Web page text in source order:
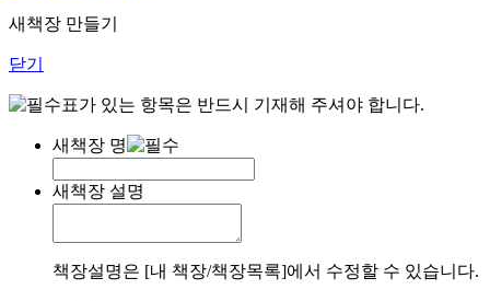
새책장 만들기
닫기
표가 있는 항목은 반드시 기재해 주셔야 합니다.
새책장 명
새책장 설명
책장설명은 [내 책장/책장목록]에서 수정할 수 있습니다.